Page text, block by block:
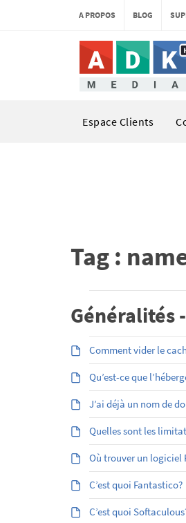
A PROPOS BLOG
Espace Clients
Tag :
Généralités
Comment vider le
Qu’est-ce que
J’ai déjà un nom de
Quelles sont les
Où trouver un logiciel
C’est quoi Fantastico?
C’est quoi